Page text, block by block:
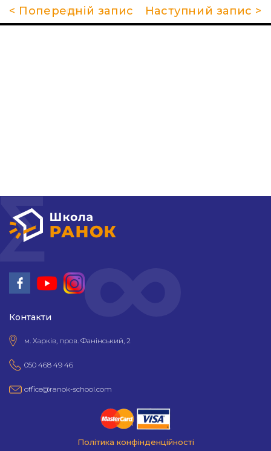
< Попередній запис Наступний запис >
Контакти
м. Харків, пров. Фанінський, 2
050 468 49 46
office@ranok-school.com
Політика конфінденційності